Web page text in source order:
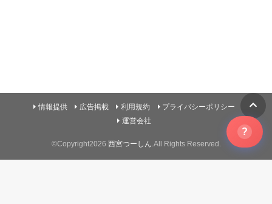
情報提供 広告掲載 利用規約
プライバシーポリシー
運営会社
©Copyright2026 西宮つーしん .All Rights Reserved.
?